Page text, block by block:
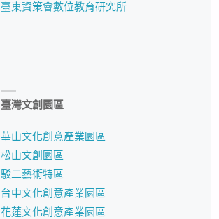
臺東資策會數位教育研究所
臺灣文創園區
華山文化創意產業園區
松山文創園區
駁二藝術特區
台中文化創意產業園區
花蓮文化創意產業園區